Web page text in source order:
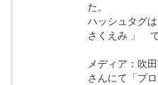
た。
ハッシュタグ
さくえみ 」 で
メディア：吹
さんにて「プ